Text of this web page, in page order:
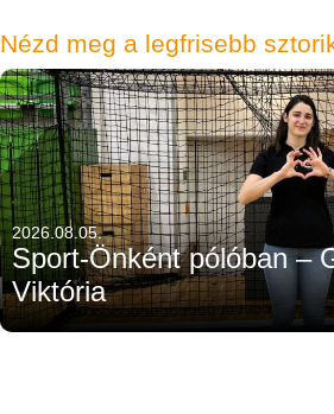
Nézd meg a legfrisebb
2026.08.05.
Sport-Önként pólóban –
Viktória